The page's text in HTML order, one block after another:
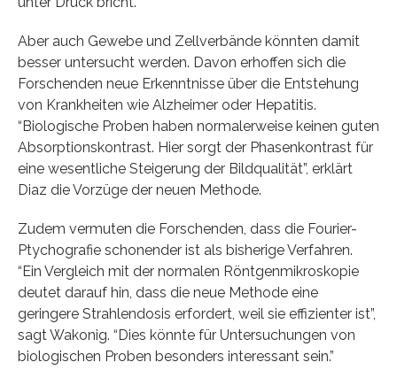
Aber auch Gewebe und Zellverbände könnten damit
besser untersucht werden. Davon erhoffen sich die
Forschenden neue Erkenntnisse über die Entstehung
von Krankheiten wie Alzheimer oder Hepatitis.
“Biologische Proben haben normalerweise keinen guten
Absorptionskontrast. Hier sorgt der Phasenkontrast für
eine wesentliche Steigerung der Bildqualität”, erklärt
Diaz die Vorzüge der neuen Methode.
Zudem vermuten die Forschenden, dass die Fourier-
Ptychografie schonender ist als bisherige Verfahren.
“Ein Vergleich mit der normalen Röntgenmikroskopie
deutet darauf hin, dass die neue Methode eine
geringere Strahlendosis erfordert, weil sie effizienter ist”,
sagt Wakonig. “Dies könnte für Untersuchungen von
biologischen Proben besonders interessant sein.”